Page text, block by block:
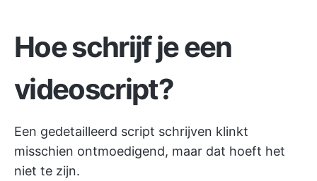
Hoe schrijf je een
videoscript?
Een gedetailleerd script schrijven klinkt
misschien ontmoedigend, maar dat hoeft het
niet te zijn.